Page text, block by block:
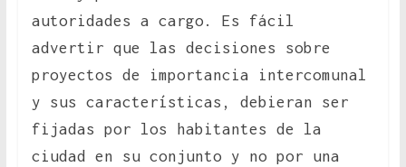
autoridades a cargo. Es fácil
advertir que las decisiones sobre
proyectos de importancia intercomunal
y sus características, debieran ser
fijadas por los habitantes de la
ciudad en su conjunto y no por una